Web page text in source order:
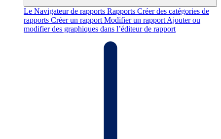
Le Navigateur de rapports Rapports Créer des catégories de
rapports Créer un rapport Modifier un rapport Ajouter ou
modifier des graphiques dans l’éditeur de rapport